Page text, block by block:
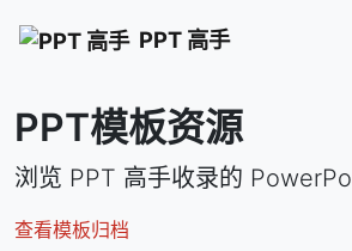
PPT 高手
PPT模板资源
浏览 PPT 高手收录的
查看模板归档